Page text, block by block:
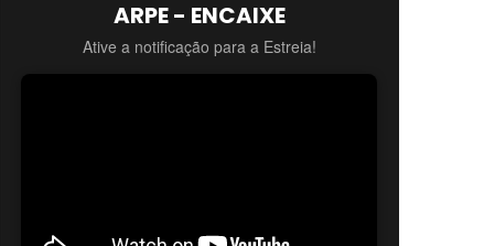
ARPE - ENCAIXE
Ative a notificação para a Estreia!